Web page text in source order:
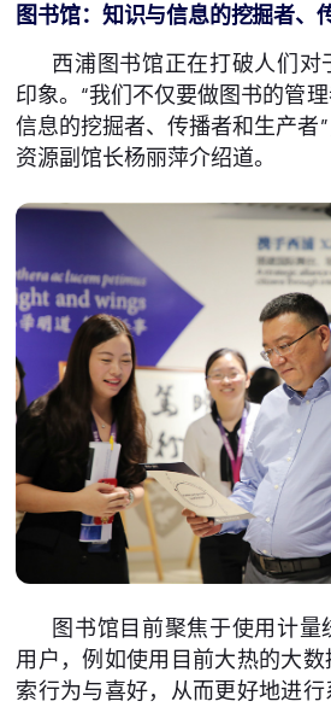
图书馆：知识与信息的挖掘者、
西浦图书馆正在打破人们对
印象。“我们不仅要做图书的管
信息的挖掘者、传播者和生产者
资源副馆长杨丽萍介绍道。
图书馆目前聚焦于使用计量
用户，例如使用目前大热的大
索行为与喜好，从而更好地进